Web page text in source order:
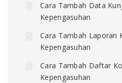
Cara Tambah Data
Kepengasuhan
Cara Tambah Laporan
Kepengasuhan
Cara Tambah Daftar
Kepengasuhan